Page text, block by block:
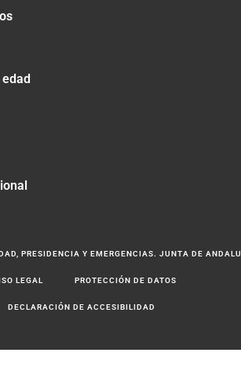
PRESIDENCIA Y EMERGENCIAS. JUNTA DE
LEGAL PROTECCIÓN DE DATOS
DECLARACIÓN DE ACCESIBILIDAD